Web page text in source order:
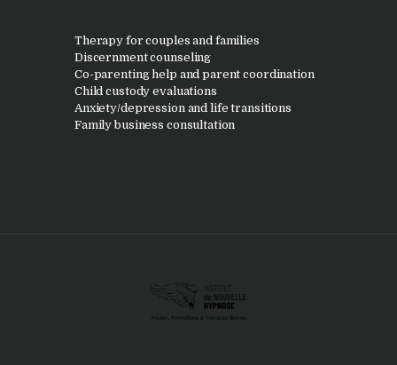
Therapy for couples and families
Discernment counseling
Co-parenting help and parent coordination
Child custody evaluations
Anxiety/depression and life transitions
Family business consultation